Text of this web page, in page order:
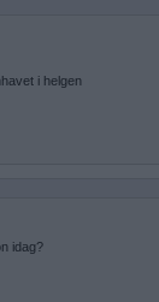
i helgen
idag?